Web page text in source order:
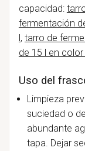
capacidad:
fermentación
l, tarro de
de 15 l en color
Uso del
Limpieza
suciedad o
abundante
tapa. Dejar